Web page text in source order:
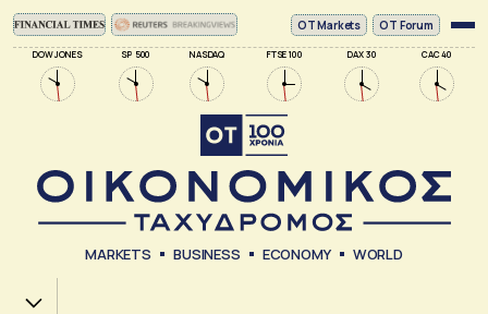
DOW JONES SP 500 NASDAQ FTSE 100 DAX 30 CAC 40
ΟΤ Markets OT Forum
MARKETS BUSINESS ECONOMY WORLD
Χ.Α.